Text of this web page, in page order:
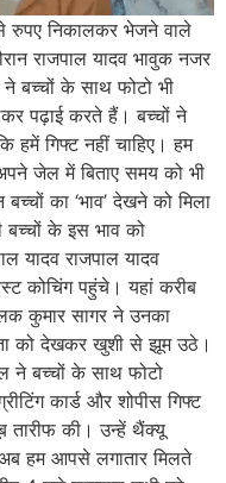
रुपए निकालकर भेजने वाले
राजपाल यादव भावुक नजर
बच्चों के साथ फोटो भी
पढ़ाई करते हैं। बच्चों ने
हमें गिफ्ट नहीं चाहिए। हम
जेल में बिताए समय को भी
का ‘भाव’ देखने को मिला
के इस भाव को
यादव राजपाल यादव
कोचिंग पहुंचे। यहां करीब
कुमार सागर ने उनका
को देखकर खुशी से झूम उठे।
ने बच्चों के साथ फोटो
कार्ड और शोपीस गिफ्ट
तारीफ की। उन्हें थैंक्यू
हम आपसे लगातार मिलते